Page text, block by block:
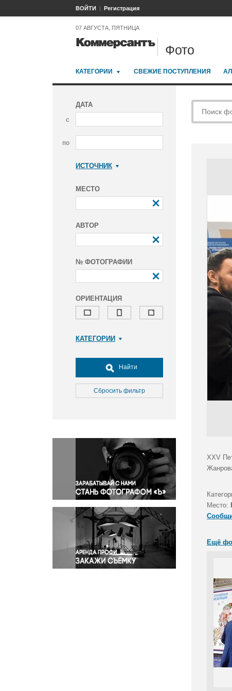
ВОЙТИ Регистрация
07 АВГУСТА, ПЯТНИЦА
Фото
КАТЕГОРИИ СВЕЖИЕ ПОСТУПЛЕНИЯ
ДАТА
с
по
ИСТОЧНИК
МЕСТО
АВТОР
№ ФОТОГРАФИИ
ОРИЕНТАЦИЯ
КАТЕГОРИИ
Досуг, туризм и отдых
Культура
Медицина
Окружающая среда
Политика
Правосудие
Происшествия и конфликты
Религия
Светская жизнь
Спорт
Экология
Экономика и бизнес
Найти
Сбросить фильтр
XXV
Место:
Ещё